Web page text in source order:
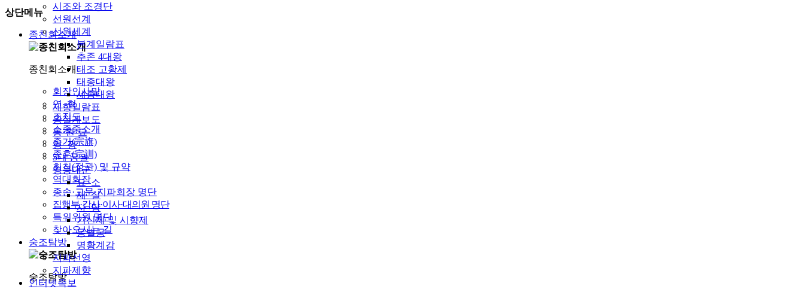
상단메뉴
종친회소개
종친회소개
회장인사말
연 혁
조직도
소종중소개
종기(宗旗)
종훈(宗訓)
회칙(정관) 및 규약
역대회장
종손·고문·지파회장 명단
집행부·감사·이사·대의원 명단
특위위원 명단
찾아오시는 길
숭조탐방
숭조탐방
시조와 조경단
선원선계
선원세계
본계일람표
추존 4대왕
태조 고황제
태종대왕
세종대왕
제향일람표
왕실계보도
릉·원·묘
영 정
5대 궁궐
영응대군
묘 소
재 실
사 당
기신제 및 시향제
동별궁
명황계감
지파선영
지파제향
인터넷족보